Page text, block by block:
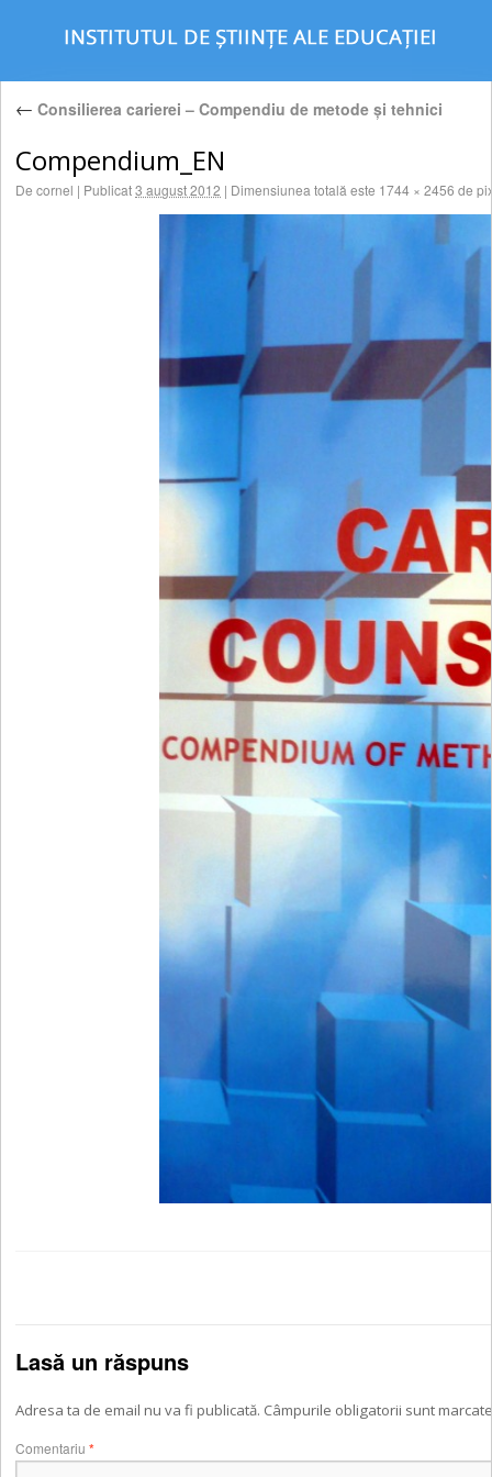
← Consilierea carierei – Compendiu de metode şi tehnici
Compendium_EN
De cornel | Publicat3 august 2012 | Dimensiunea totală este 1744 × 2456 de
Lasă un răspuns
Adresa ta de email nu va fi publicată. Câmpurile obligatorii sunt
Comentariu*